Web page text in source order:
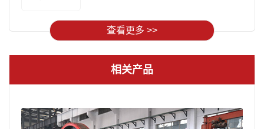
查看更多 >>
相关产品